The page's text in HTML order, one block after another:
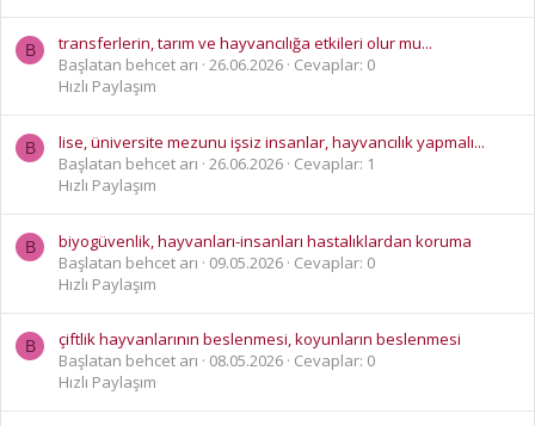
B
transferlerin, tarım ve hayvancılığa etkileri olur mu...
Başlatan behcet arı 26.06.2026 Cevaplar: 0
Hızlı Paylaşım
B
lise, üniversite mezunu işsiz insanlar, hayvancılık yapmalı...
Başlatan behcet arı 26.06.2026 Cevaplar: 1
Hızlı Paylaşım
B
biyogüvenlik, hayvanları-insanları hastalıklardan koruma
Başlatan behcet arı
09.05.2026 Cevaplar: 0
Hızlı Paylaşım
B
çiftlik hayvanlarının beslenmesi, koyunların beslenmesi
Başlatan behcet arı
08.05.2026 Cevaplar: 0
Hızlı Paylaşım